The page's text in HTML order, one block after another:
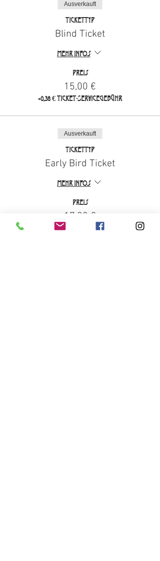
Ausverkauft
Tickettyp
Blind Ticket
Mehr Infos
Preis
15,00 €
+0,38 € Ticket-Servicegebühr
Ausverkauft
Tickettyp
Early Bird Ticket
Mehr Infos
Preis
17,00 €
+0,43 € Ticket-Servicegebühr